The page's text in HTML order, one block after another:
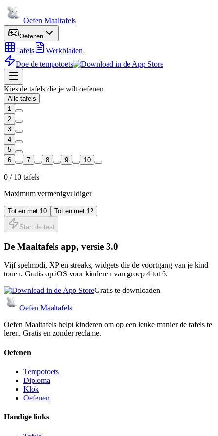
Oefen Maaltafels
Oefenen
Tafels
Werkbladen
Doe de tempotoets
Kies de tafels die je wilt oefenen
Alle tafels
1
2
3
4
5
6
7 8 9 10
0 / 10 tafels
Maximum vermenigvuldiger
Tot en met 10 Tot en met 12
Start de test
De Maaltafels app, versie 3.0
Vijf spelmodi, XP en streaks, widgets die de voortgang van je kind
tonen. Gratis op iOS voor kinderen van groep 4 tot 6.
Gratis te downloaden
Oefen Maaltafels
Oefen Maaltafels helpt kinderen om op een leuke manier de tafels te
leren. Gratis en zonder reclame.
Oefenen
Tempotoets
Diploma
Klok
Oefenen
Handige links